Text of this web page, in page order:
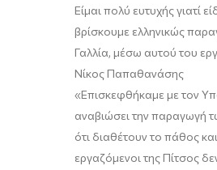
Είμαι πολύ ευτυχής γιατί
βρίσκουμε ελληνικώς
Γαλλία, μέσω αυτού του
Νίκος Παπαθανάσης
«Επισκεφθήκαμε με τον
αναβιώσει την παραγωγή
ότι διαθέτουν το πάθος
εργαζόμενοι της Πίτσος